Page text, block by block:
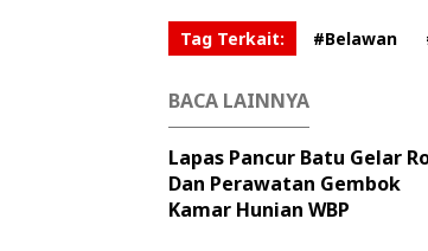
Tag Terkait: #Belawan
BACA LAINNYA
Lapas Pancur Batu Gelar
Dan Perawatan Gembok
Kamar Hunian WBP